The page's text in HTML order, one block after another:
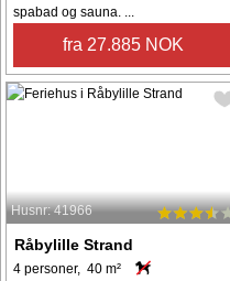
spabad og sauna. ...
fra 27.885 NOK
Husnr: 41966
Råbylille Strand
4 personer, 40 m²